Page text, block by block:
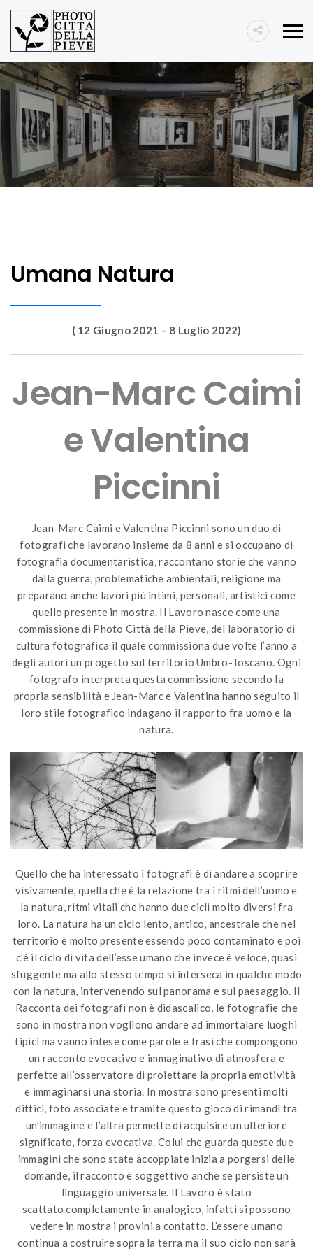
Umana Natura
( 12 Giugno 2021 – 8 Luglio 2022)
Jean-Marc Caimi
e Valentina
Piccinni
Jean-Marc Caimi e Valentina Piccinni sono un duo di
fotografi che lavorano insieme da 8 anni e si occupano di
fotografia documentaristica, raccontano storie che vanno
dalla guerra, problematiche ambientali, religione ma
preparano anche lavori più intimi, personali, artistici come
quello presente in mostra. Il Lavoro nasce come una
commissione di Photo Città della Pieve, del laboratorio di
cultura fotografica il quale commissiona due volte l’anno a
degli autori un progetto sul territorio Umbro-Toscano. Ogni
fotografo interpreta questa commissione secondo la
propria sensibilità e Jean-Marc e Valentina hanno seguito il
loro stile fotografico indagano il rapporto fra uomo e la
natura.
Quello che ha interessato i fotografi è di andare a scoprire
visivamente, quella che è la relazione tra i ritmi dell’uomo e
la natura, ritmi vitali che hanno due cicli molto diversi fra
loro. La natura ha un ciclo lento, antico, ancestrale che nel
territorio è molto presente essendo poco contaminato e poi
c’è il ciclo di vita dell’esse umano che invece è veloce, quasi
sfuggente ma allo stesso tempo si interseca in qualche modo
con la natura, intervenendo sul panorama e sul paesaggio. Il
Racconta dei fotografi non è didascalico, le fotografie che
sono in mostra non vogliono andare ad immortalare luoghi
tipici ma vanno intese come parole e frasi che compongono
un racconto evocativo e immaginativo di atmosfera e
perfette all’osservatore di proiettare la propria emotività
e immaginarsi una storia. In mostra sono presenti molti
dittici, foto associate e tramite questo gioco di rimandi tra
un’immagine e l’altra permette di acquisire un ulteriore
significato, forza evocativa. Colui che guarda queste due
immagini che sono state accoppiate inizia a porgersi delle
domande, il racconto è soggettivo anche se persiste un
linguaggio universale. Il Lavoro è stato
scattato completamente in analogico, infatti si possono
vedere in mostra i provini a contatto. L’essere umano
continua a costruire sopra la terra ma il suo ciclo non sarà